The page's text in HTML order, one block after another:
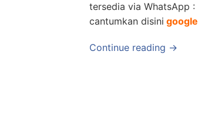
tersedia via WhatsApp
cantumkan disini
Continue reading →